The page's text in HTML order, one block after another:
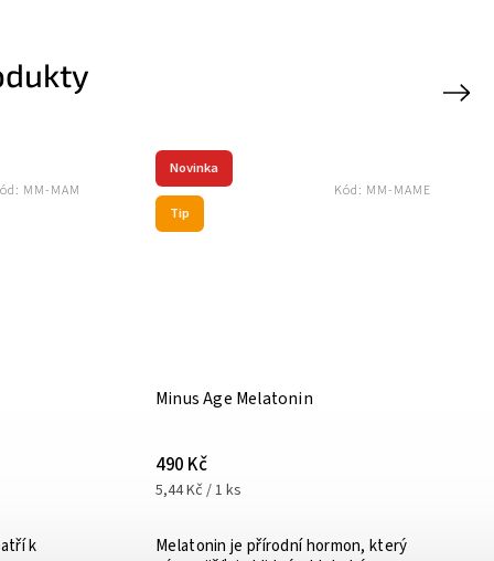
Kód:93-1014
Akce
LIFEMEL
1 500 Kč
500 Kč / 1 ks
Kód:93-1503
Next